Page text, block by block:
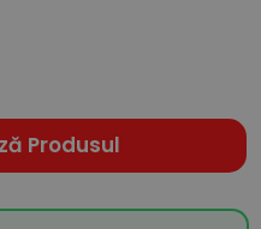
Produsul